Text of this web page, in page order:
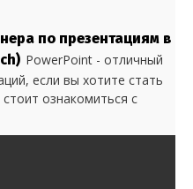
по презентациям в
PowerPoint - отличный
если вы хотите стать
ознакомиться с